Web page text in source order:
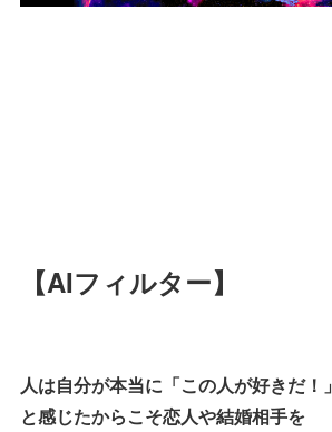
【AIフィルター】
人は自分が本当に「この人が好きだ！」
と感じたからこそ恋人や結婚相手を